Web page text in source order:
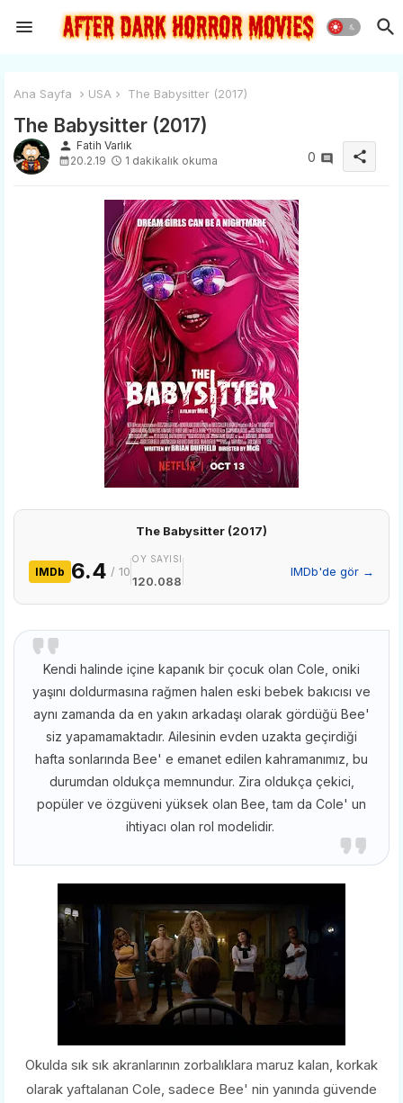
Ana Sayfa USA The Babysitter (2017)
The Babysitter (2017)
person Fatih Varlık
20.2.19
1 dakikalık okuma 0 share
The Babysitter (2017)
IMDb 6.4 / 10
OY SAYISI
120.088
IMDb'de gör →
Kendi halinde içine kapanık bir çocuk olan Cole, oniki
yaşını doldurmasına rağmen halen eski bebek bakıcısı ve
aynı zamanda da en yakın arkadaşı olarak gördüğü Bee'
siz yapamamaktadır. Ailesinin evden uzakta geçirdiği
hafta sonlarında Bee' e emanet edilen kahramanımız, bu
durumdan oldukça memnundur. Zira oldukça çekici,
popüler ve özgüveni yüksek olan Bee, tam da Cole' un
ihtiyacı olan rol modelidir.
Okulda sık sık akranlarının zorbalıklara maruz kalan, korkak
olarak yaftalanan Cole, sadece Bee' nin yanında güvende